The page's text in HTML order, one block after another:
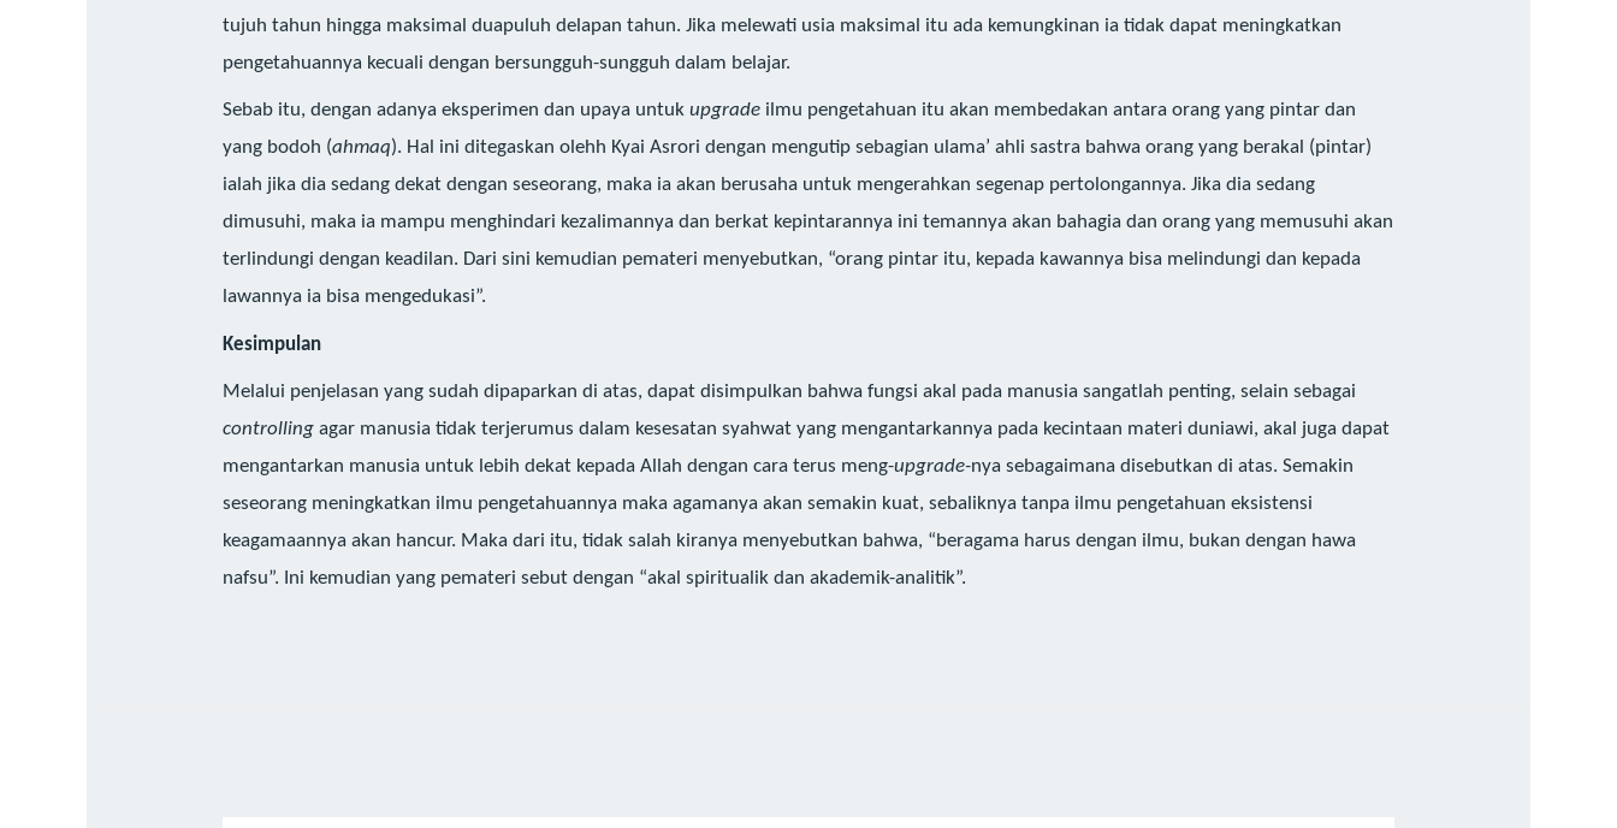
tujuh tahun hingga maksimal duapuluh delapan tahun. Jika melewati usia maksimal itu ada kemungkinan ia tidak dapat meningkatkan
pengetahuannya kecuali dengan bersungguh-sungguh dalam belajar.
Sebab itu, dengan adanya eksperimen dan upaya untukupgrade ilmu pengetahuan itu akan membedakan antara orang yang pintar dan
yang bodoh (ahmaq). Hal ini ditegaskan olehh Kyai Asrori dengan mengutip sebagian ulama’ ahli sastra bahwa orang yang berakal (pintar)
ialah jika dia sedang dekat dengan seseorang, maka ia akan berusaha untuk mengerahkan segenap pertolongannya. Jika dia sedang
dimusuhi, maka ia mampu menghindari kezalimannya dan berkat kepintarannya ini temannya akan bahagia dan orang yang memusuhi akan
terlindungi dengan keadilan. Dari sini kemudian pemateri menyebutkan, “orang pintar itu, kepada kawannya bisa melindungi dan kepada
lawannya ia bisa mengedukasi”.
Kesimpulan
Melalui penjelasan yang sudah dipaparkan di atas, dapat disimpulkan bahwa fungsi akal pada manusia sangatlah penting, selain sebagai
controlling agar manusia tidak terjerumus dalam kesesatan syahwat yang mengantarkannya pada kecintaan materi duniawi, akal juga dapat
mengantarkan manusia untuk lebih dekat kepada Allah dengan cara terus meng-upgrade-nya sebagaimana disebutkan di atas. Semakin
seseorang meningkatkan ilmu pengetahuannya maka agamanya akan semakin kuat, sebaliknya tanpa ilmu pengetahuan eksistensi
keagamaannya akan hancur. Maka dari itu, tidak salah kiranya menyebutkan bahwa, “beragama harus dengan ilmu, bukan dengan hawa
nafsu”. Ini kemudian yang pemateri sebut dengan “akal spiritualik dan akademik-analitik”.